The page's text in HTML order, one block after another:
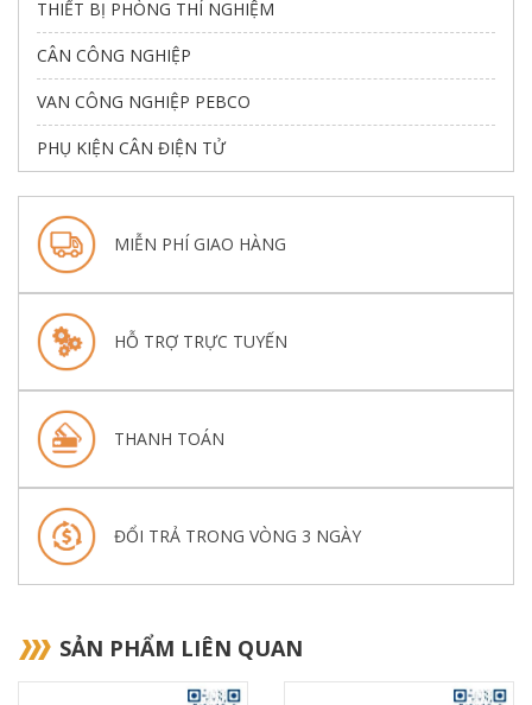
THIẾT BỊ PHÒNG THÍ NGHIỆM
CÂN CÔNG NGHIỆP
VAN CÔNG NGHIỆP PEBCO
PHỤ KIỆN CÂN ĐIỆN TỬ
MIỄN PHÍ GIAO HÀNG
HỖ TRỢ TRỰC TUYẾN
THANH TOÁN
ĐỔI TRẢ TRONG VÒNG 3 NGÀY
SẢN PHẨM LIÊN QUAN